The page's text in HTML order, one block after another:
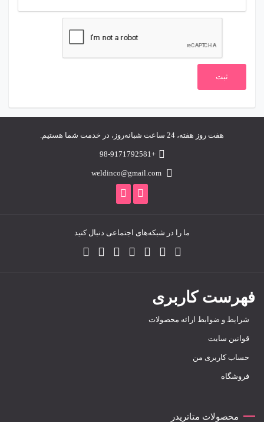
هفت روز هفته، 24 ساعت شبانه‌روز، در خدمت شما هستیم.
+98-9171792581
weldinco@gmail.com
ما را در شبکه‌های اجتماعی دنبال کنید
فهرست کاربری
شرایط و ضوابط ارائه محصولات
قوانین سایت
حساب کاربری من
فروشگاه
محصولات متاتریدر